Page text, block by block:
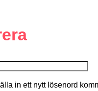
in ett nytt lösenord